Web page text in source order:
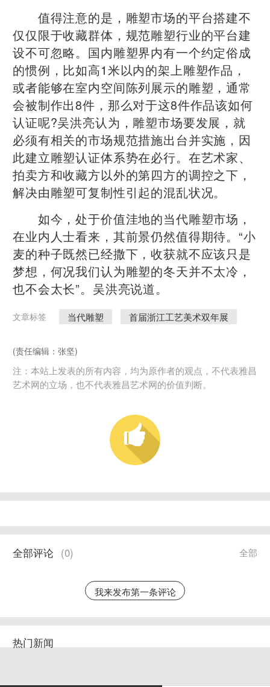
值得注意的是，雕塑市场的平台搭建不
仅仅限于收藏群体，规范雕塑行业的平台建
设不可忽略。国内雕塑界内有一个约定俗成
的惯例，比如高1米以内的架上雕塑作品，
或者能够在室内空间陈列展示的雕塑，通常
会被制作出8件，那么对于这8件作品该如何
认证呢?吴洪亮认为，雕塑市场要发展，就
必须有相关的市场规范措施出台并实施，因
此建立雕塑认证体系势在必行。在艺术家、
拍卖方和收藏方以外的第四方的调控之下，
解决由雕塑可复制性引起的混乱状况。
如今，处于价值洼地的当代雕塑市场，
在业内人士看来，其前景仍然值得期待。“小
麦的种子既然已经撒下，收获就不应该只是
梦想，何况我们认为雕塑的冬天并不太冷，
也不会太长”。吴洪亮说道。
文章标签 当代雕塑 首届浙江工艺美术双年展
(责任编辑：张坚)
注：本站上发表的所有内容，均为原作者的观点，不代表雅昌
艺术网的立场，也不代表雅昌艺术网的价值判断。
全部
全部评论 (0)
我来发布第一条评论
热门新闻